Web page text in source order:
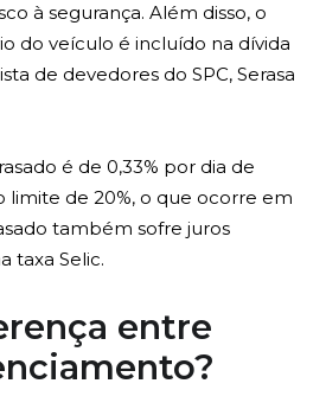
à segurança. Além disso, o
do veículo é incluído na dívida
de devedores do SPC, Serasa
é de 0,33% por dia de
limite de 20%, o que ocorre em
também sofre juros
taxa Selic.
entre